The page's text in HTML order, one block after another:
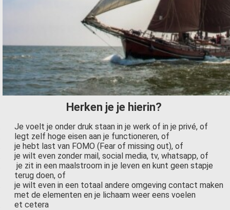
Herken je je hierin?
Je voelt je onder druk staan in je werk of in je privé, of
legt zelf hoge eisen aan je functioneren, of
je hebt last van FOMO (Fear of missing out), of
je wilt even zonder mail, social media, tv, whatsapp, of
je zit in een maalstroom in je leven en kunt geen stapje
terug doen, of
je wilt even in een totaal andere omgeving contact maken
met de elementen en je lichaam weer eens voelen
et cetera